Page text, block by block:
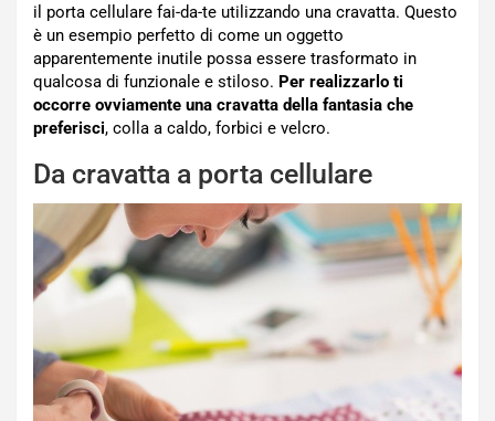
il porta cellulare fai-da-te utilizzando una cravatta. Questo
è un esempio perfetto di come un oggetto
apparentemente inutile possa essere trasformato in
qualcosa di funzionale e stiloso. Per realizzarlo ti
occorre ovviamente una cravatta della fantasia che
preferisci, colla a caldo, forbici e velcro.
Da cravatta a porta cellulare